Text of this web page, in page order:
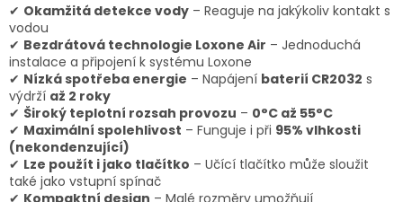
✔ Okamžitá detekce vody – Reaguje na jakýkoliv kontakt s
vodou
✔ Bezdrátová technologie Loxone Air – Jednoduchá
instalace a připojení k systému Loxone
✔ Nízká spotřeba energie – Napájení baterií CR2032 s
výdrží až 2 roky
✔ Široký teplotní rozsah provozu – 0°C až 55°C
✔ Maximální spolehlivost – Funguje i při 95% vlhkosti
(nekondenzující)
✔ Lze použít i jako tlačítko – Učící tlačítko může sloužit
také jako vstupní spínač
✔ Kompaktní design – Malé rozměry umožňují